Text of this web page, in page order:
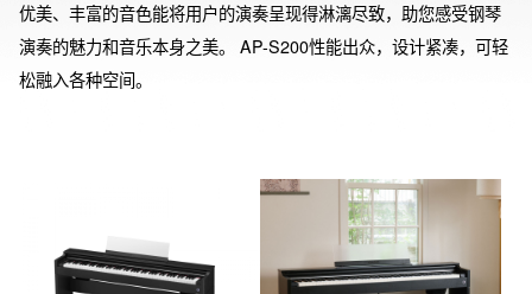
优美、丰富的音色能将用户的演奏呈现得淋漓尽致，助您感受钢琴
演奏的魅力和音乐本身之美。 AP-S200性能出众，设计紧凑，可轻
松融入各种空间。